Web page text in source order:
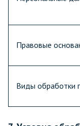
Правовые
Виды обработки